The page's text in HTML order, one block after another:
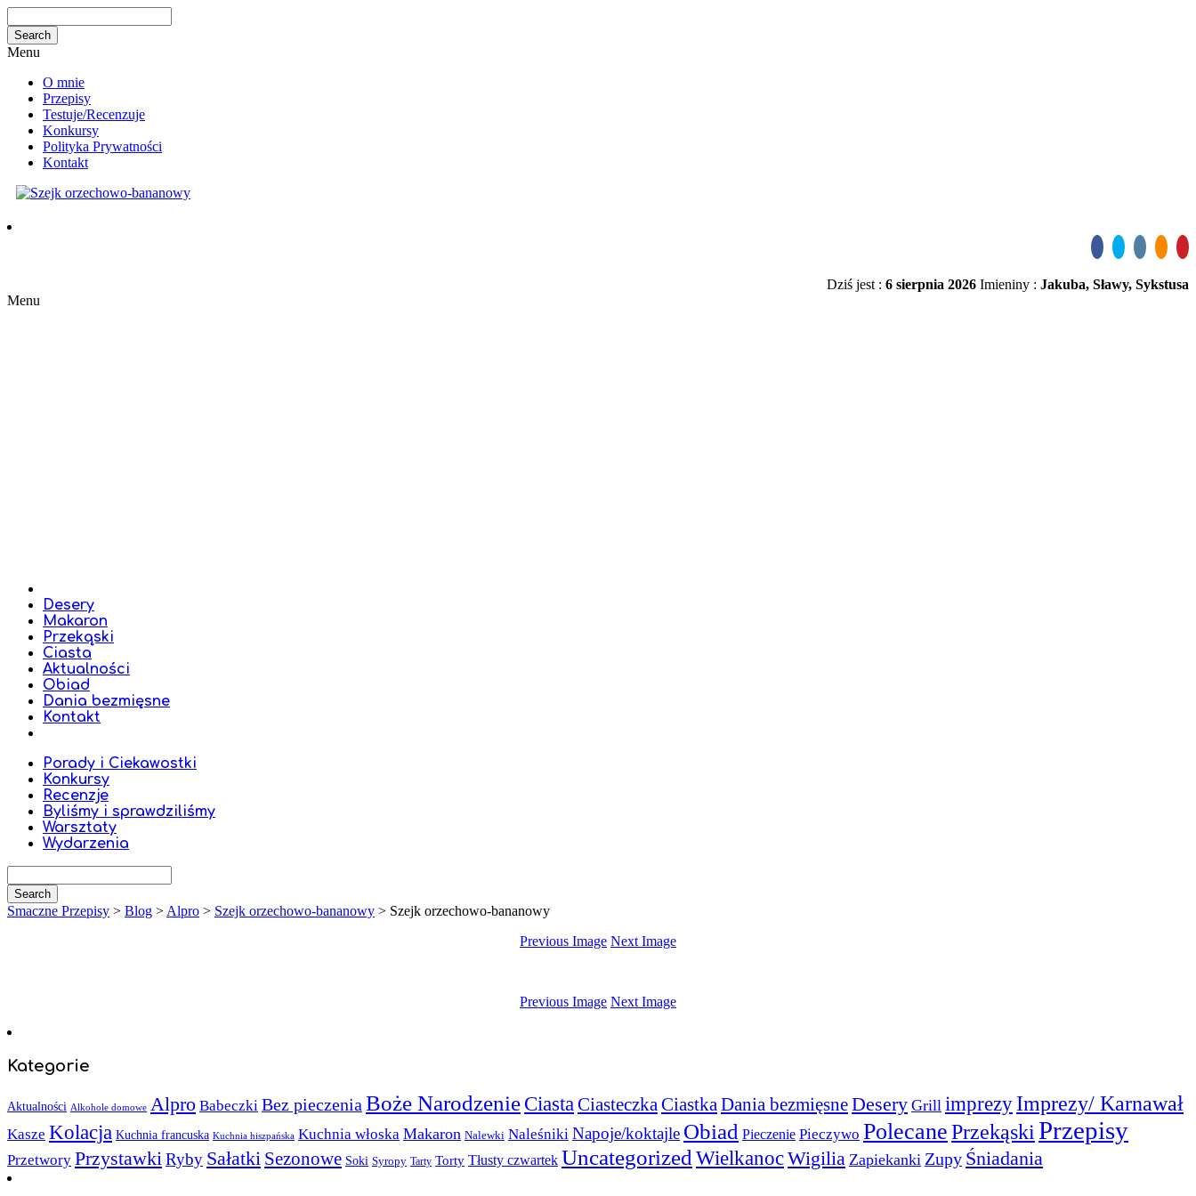
Menu
O mnie
Przepisy
Testuje/Recenzuje
Konkursy
Polityka Prywatności
Kontakt
Dziś jest : 6 sierpnia 2026 Imieniny : Jakuba, Sławy, Sykstusa
Menu
Desery
Makaron
Przekąski
Ciasta
Aktualności
Obiad
Dania bezmięsne
Kontakt
Porady i Ciekawostki
Konkursy
Recenzje
Byliśmy i sprawdziliśmy
Warsztaty
Wydarzenia
Smaczne Przepisy > Blog > Alpro > Szejk orzechowo-bananowy > Szejk orzechowo-bananowy
Previous Image Next Image
Previous Image Next Image
Kategorie
Aktualności Alkohole domowe Alpro Babeczki Bez pieczeniaBoże NarodzenieCiastaCiasteczkaCiastkaDania bezmięsneDesery Grill imprezy Imprezy/ Karnawał
Kasze Kolacja Kuchnia francuska Kuchnia hiszpańska Kuchnia włoska Makaron Nalewki Naleśniki Napoje/koktajle Obiad Pieczenie Pieczywo PolecanePrzekąskiPrzepisy
Przetwory PrzystawkiRyby Sałatki Sezonowe Soki Syropy Tarty Torty Tłusty czwartek UncategorizedWielkanocWigilia Zapiekanki Zupy Śniadania